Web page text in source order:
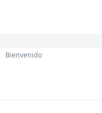
Bienvenido